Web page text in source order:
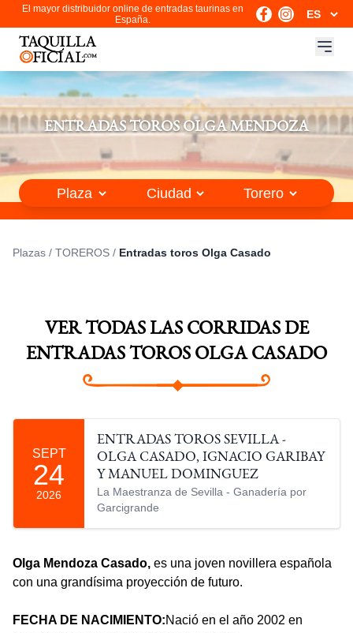
El mayor distribuidor online de entradas taurinas en
España.
ENTRADAS TOROS OLGA MENDOZA
Plazas / TOREROS / Entradas toros Olga Casado
VER TODAS LAS CORRIDAS DE
ENTRADAS TOROS OLGA CASADO
SEPT
24
2026
ENTRADAS TOROS SEVILLA -
OLGA CASADO, IGNACIO GARIBAY
Y MANUEL DOMINGUEZ
La Maestranza de Sevilla - Ganadería por
Garcigrande
Olga Mendoza Casado, es una joven novillera española
con una grandísima proyección de futuro.
FECHA DE NACIMIENTO:Nació en el año 2002 en